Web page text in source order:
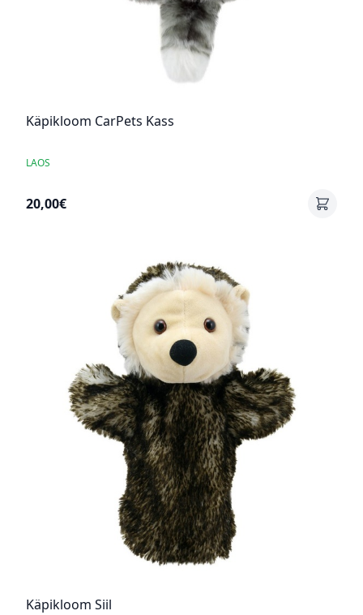
Käpikloom CarPets Kass
LAOS
20,00€
Käpikloom Siil